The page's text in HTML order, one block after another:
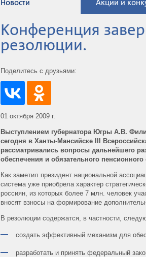
Новости Акции и
Конференция
резолюции.
Поделитесь с друзьями:
01 октября 2009 г.
Выступлением губернатора Югры А.В.
сегодня в Ханты-Мансийске III
рассматривались вопросы дальнейшего
обеспечения и обязательного пенсионного
Как заметил президент национальной
система уже приобрела характер
россиян, из которых более 7 млн. человек
вносят взносы на формирование
В резолюции содержатся, в частности,
создать эффективный механизм для
разработать и принять федеральный